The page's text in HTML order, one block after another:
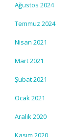
Ağustos 2024
Temmuz 2024
Nisan 2021
Mart 2021
Şubat 2021
Ocak 2021
Aralık 2020
Kasım 2020